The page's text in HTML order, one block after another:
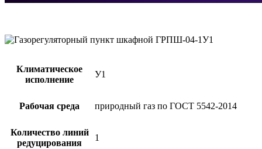
Климатическое
исполнение
У1
Рабочая среда природный газ по ГОСТ 5542-2014
Количество линий
редуцирования
1